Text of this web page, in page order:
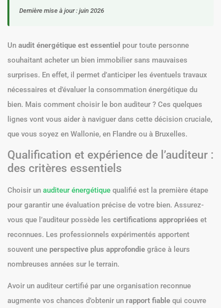
Dernière mise à jour : juin 2026
Un audit énergétique est essentiel pour toute personne
souhaitant acheter un bien immobilier sans mauvaises
surprises. En effet, il permet d’anticiper les éventuels travaux
nécessaires et d’évaluer la consommation énergétique du
bien. Mais comment choisir le bon auditeur ? Ces quelques
lignes vont vous aider à naviguer dans cette décision cruciale,
que vous soyez en Wallonie, en Flandre ou à Bruxelles.
Qualification et expérience de l’auditeur :
des critères essentiels
Choisir un auditeur énergétique qualifié est la première étape
pour garantir une évaluation précise de votre bien. Assurez-
vous que l’auditeur possède les certifications appropriées et
reconnues. Les professionnels expérimentés apportent
souvent une perspective plus approfondie grâce à leurs
nombreuses années sur le terrain.
Avoir un auditeur certifié par une organisation reconnue
augmente vos chances d’obtenir un rapport fiable qui couvre